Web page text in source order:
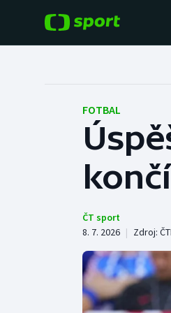
Tenis
Cyklistika
FOTBAL
ČT sport
8. 7. 2026 | Zdroj: